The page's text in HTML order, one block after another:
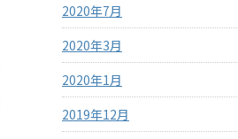
2020年7月
2020年3月
2020年1月
2019年12月